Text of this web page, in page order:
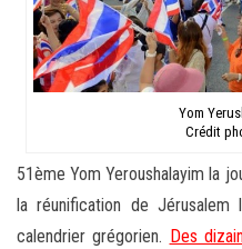
Yom
Crédit
51ème Yom Yeroushalayim la
la réunification de
calendrier grégorien. Des